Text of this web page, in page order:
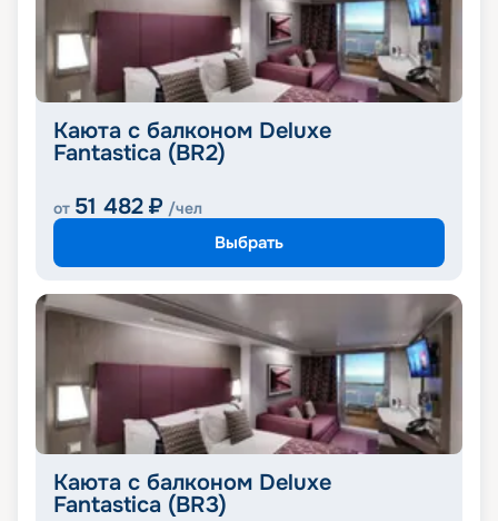
Каюта с балконом Deluxe
Fantastica (BR2)
от 51 482 ₽ /чел
Выбрать
Каюта с балконом Deluxe
Fantastica (BR3)